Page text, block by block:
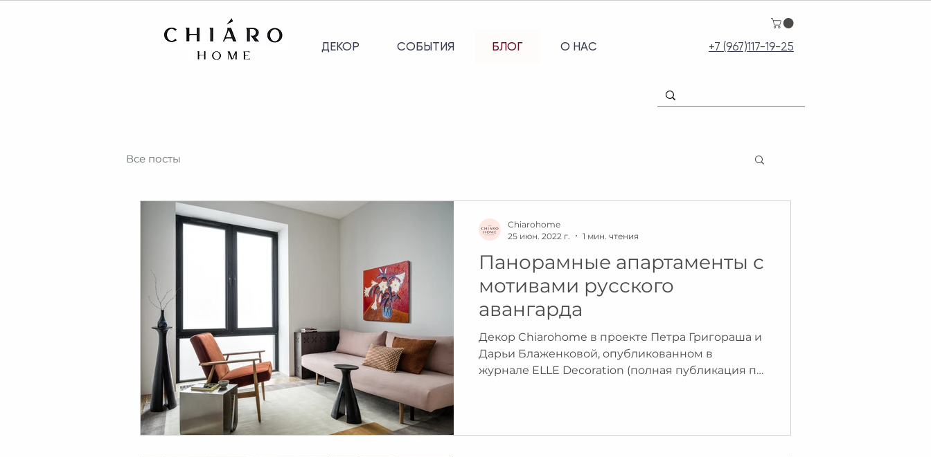
ДЕКОР СОБЫТИЯ БЛОГ О НАС +7 (967)117-19-25
Все посты
Панорамные апартаменты с
мотивами русского
авангарда
Декор Chiarohome в проекте Петра Григораша и
Дарьи Блаженковой, опубликованном в
журнале ELLE Decoration (полная публикация по
Chiarohome
25 июн. 2022 г.
1 мин. чтения